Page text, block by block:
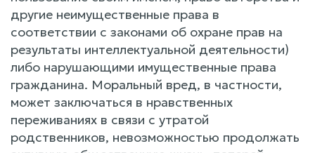
другие неимущественные права в
соответствии с законами об охране прав на
результаты интеллектуальной деятельности)
либо нарушающими имущественные права
гражданина. Моральный вред, в частности,
может заключаться в нравственных
переживаниях в связи с утратой
родственников, невозможностью продолжать